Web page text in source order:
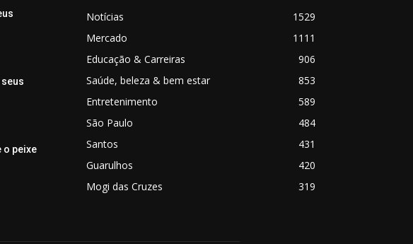
seus
o peixe
Notícias
1529
Mercado
1111
Educação & Carreiras
906
Saúde, beleza & bem estar
853
Entretenimento
589
São Paulo
484
Santos
431
Guarulhos
420
Mogi das Cruzes
319